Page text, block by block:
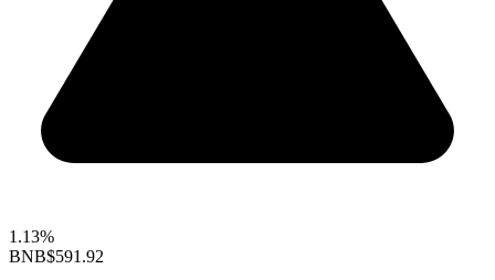
1.13%
BNB$591.92